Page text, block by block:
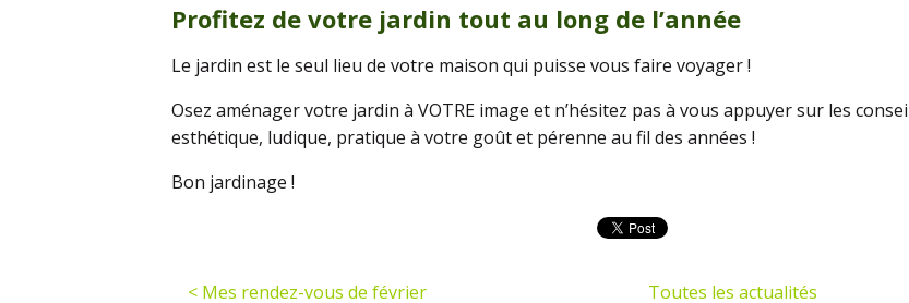
Profitez de votre jardin tout au long de l’année
Le jardin est le seul lieu de votre maison qui puisse vous faire voyager !
Osez aménager votre jardin à VOTRE image et n’hésitez pas à vous appuyer sur les
esthétique, ludique, pratique à votre goût et pérenne au fil des années !
Bon jardinage !
< Mes rendez-vous de février Toutes les actualités